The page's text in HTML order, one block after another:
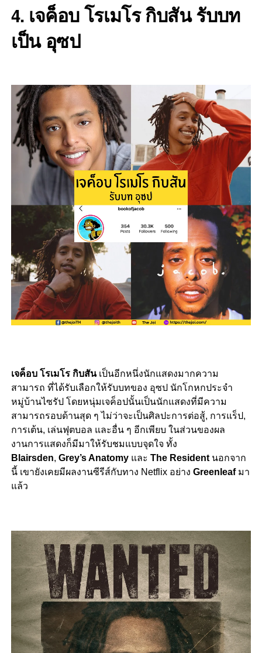
4. เจค็อบ โรเมโร กิบสัน รับบท
เป็น อุซป
เจค็อบ โรเมโร กิบสัน เป็นอีกหนึ่งนักแสดงมากความ
สามารถ ที่ได้รับเลือกให้รับบทของ อุซป นักโกหกประจำ
หมู่บ้านไซรัป โดยหนุ่มเจค็อปนั้นเป็นนักแสดงที่มีความ
สามารถรอบด้านสุด ๆ ไม่ว่าจะเป็นศิลปะการต่อสู้, การแร็ป,
การเต้น, เล่นฟุตบอล และอื่น ๆ อีกเพียบ ในส่วนของผล
งานการแสดงก็มีมาให้รับชมแบบจุดใจ ทั้ง
Blairsden, Grey’s Anatomyและ The Resident นอกจาก
นี้ เขายังเคยมีผลงานซีรีส์กับทาง Netflix อย่าง Greenleafมา
แล้ว